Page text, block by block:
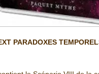
PARADOXES